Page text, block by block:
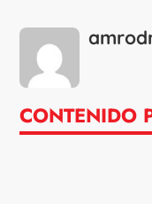
CONTENIDO